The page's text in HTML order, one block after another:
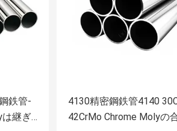
鉄管-
は継ぎ
4130精密鋼鉄管4140
42CrMo Chrome Molyの